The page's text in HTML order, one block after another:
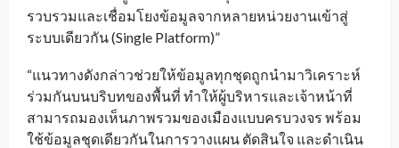
รวบรวมและเชื่อมโยงข้อมูลจากหลายหน่วยงานเข้าสู่
ระบบเดียวกัน (Single Platform)”
“แนวทางดังกล่าวช่วยให้ข้อมูลทุกชุดถูกนำมาวิเคราะห์
ร่วมกันบนบริบทของพื้นที่ ทำให้ผู้บริหารและเจ้าหน้าที่
สามารถมองเห็นภาพรวมของเมืองแบบครบวงจร พร้อม
ใช้ข้อมูลชุดเดียวกันในการวางแผน ตัดสินใจ และดำเนิน